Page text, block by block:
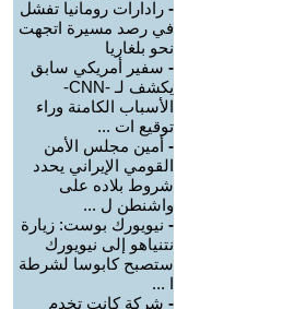
- رادارات رومانيا تفشل
في رصد مسيرة اتجهت
نحو بلغاريا
- سفير أمريكي سابق
يكشف لـ -CNN-
الأسباب الكامنة وراء
توقيع ات ...
- أمين مجلس الأمن
القومي الإيراني يحدد
شروط بلاده على
واشنطن ل ...
- نيويورك بوست: زيارة
نتنياهو إلى نيويورك
ستصبح كابوسا لشرطة
ا ...
- شركة كانت تخدم